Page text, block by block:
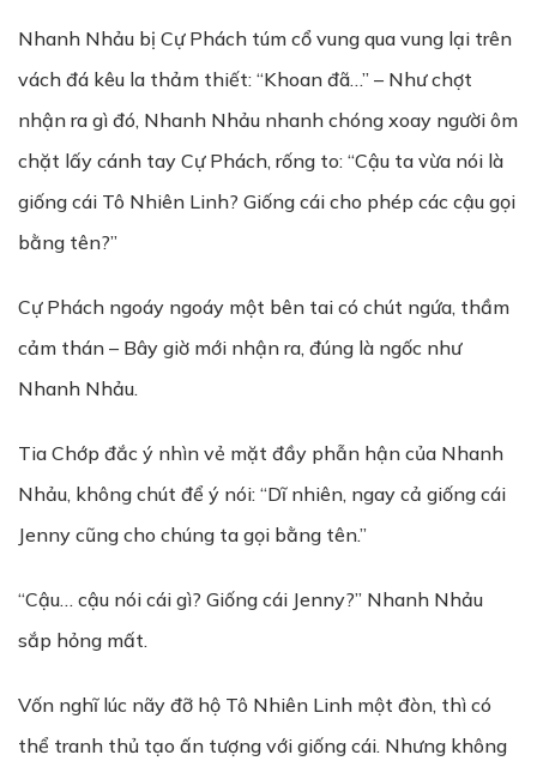
Nhanh Nhảu bị Cự Phách túm cổ vung qua vung lại trên
vách đá kêu la thảm thiết: “Khoan đã…” – Như chợt
nhận ra gì đó, Nhanh Nhảu nhanh chóng xoay người ôm
chặt lấy cánh tay Cự Phách, rống to: “Cậu ta vừa nói là
giống cái Tô Nhiên Linh? Giống cái cho phép các cậu gọi
bằng tên?”
Cự Phách ngoáy ngoáy một bên tai có chút ngứa, thầm
cảm thán – Bây giờ mới nhận ra, đúng là ngốc như
Nhanh Nhảu.
Tia Chớp đắc ý nhìn vẻ mặt đầy phẫn hận của Nhanh
Nhảu, không chút để ý nói: “Dĩ nhiên, ngay cả giống cái
Jenny cũng cho chúng ta gọi bằng tên.”
“Cậu… cậu nói cái gì? Giống cái Jenny?” Nhanh Nhảu
sắp hỏng mất.
Vốn nghĩ lúc nãy đỡ hộ Tô Nhiên Linh một đòn, thì có
thể tranh thủ tạo ấn tượng với giống cái. Nhưng không